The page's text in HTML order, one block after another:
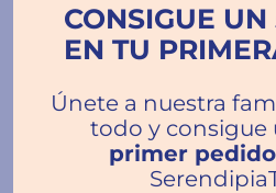
La información del
CONSIGUE
EN TU
Únete a nuestra
todo y consigue
primer pedido